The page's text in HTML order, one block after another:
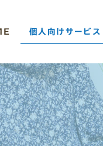
個人向けサービス